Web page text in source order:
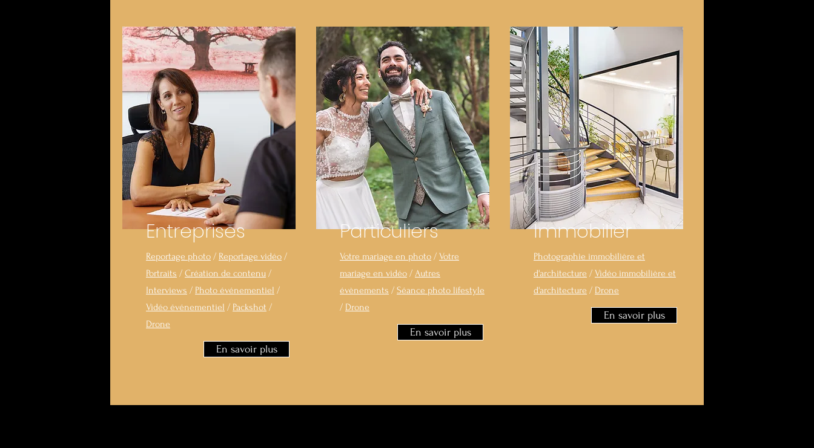
Entreprises
Reportage photo / Reportage vidéo /
Portraits / Création de contenu /
Interviews / Photo événementiel /
Vidéo événementiel / Packshot /
Drone
En savoir plus
Particuliers
Votre mariage en photo / Votre
mariage en vidéo / Autres
évènements / Séance photo lifestyle
/ Drone
En savoir plus
Immobilier
Photographie immobilière et
d'architecture / Vidéo immobilière et
d'architecture / Drone
En savoir plus